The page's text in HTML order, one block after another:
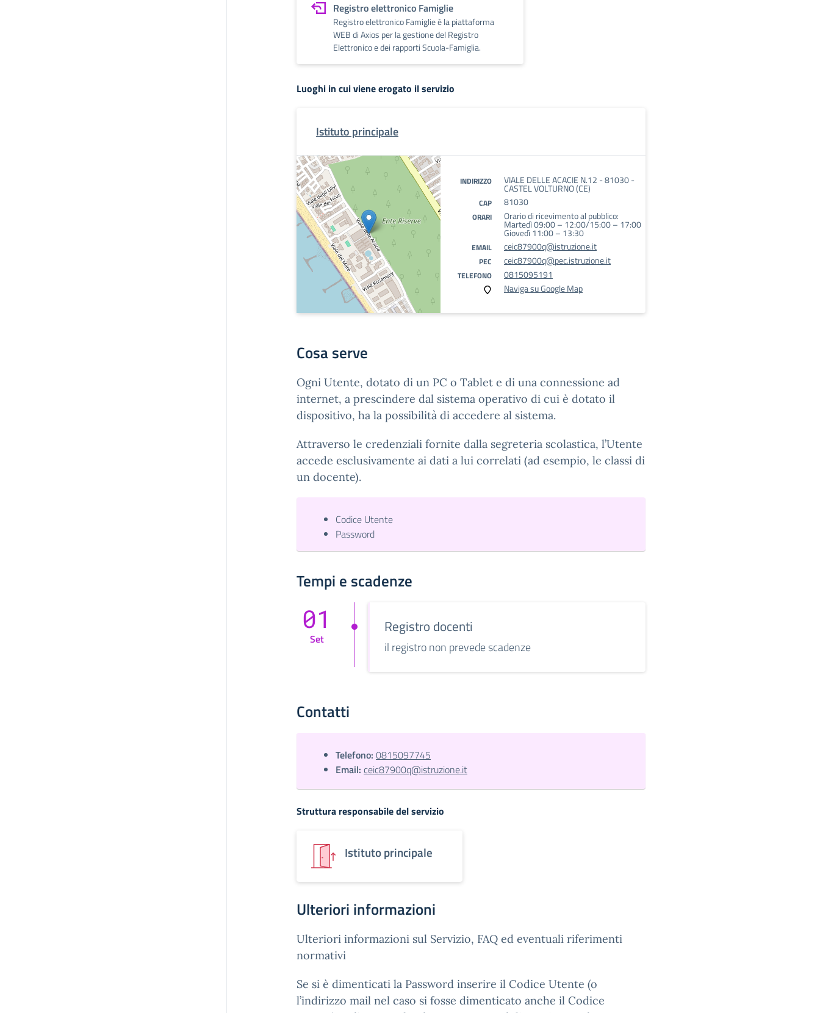
Registro elettronico Famiglie
Registro elettronico Famiglie è la piattaforma
WEB di Axios per la gestione del Registro
Elettronico e dei rapporti Scuola-Famiglia.
Luoghi in cui viene erogato il servizio
Istituto principale
INDIRIZZO VIALE DELLE ACACIE N.12 - 81030 -
CASTEL VOLTURNO (CE)
CAP 81030
ORARI Orario di ricevimento al pubblico:
Martedì 09:00 – 12:00/15:00 – 17:00
Giovedì 11:00 – 13:30
EMAIL ceic87900q@istruzione.it
PEC ceic87900q@pec.istruzione.it
TELEFONO
0815095191
Naviga su Google Map
Cosa serve
Ogni Utente, dotato di un PC o Tablet e di una connessione ad
internet, a prescindere dal sistema operativo di cui è dotato il
dispositivo, ha la possibilità di accedere al sistema.
Attraverso le credenziali fornite dalla segreteria scolastica, l’Utente
accede esclusivamente ai dati a lui correlati (ad esempio, le classi di
un docente).
Codice Utente
Password
Tempi e scadenze
01
Set
Registro docenti
il registro non prevede scadenze
Contatti
Telefono: 0815097745
Email: ceic87900q@istruzione.it
Struttura responsabile del servizio
Istituto principale
Ulteriori informazioni
Ulteriori informazioni sul Servizio, FAQ ed eventuali riferimenti
normativi
Se si è dimenticati la Password inserire il Codice Utente (o
l’indirizzo mail nel caso si fosse dimenticato anche il Codice